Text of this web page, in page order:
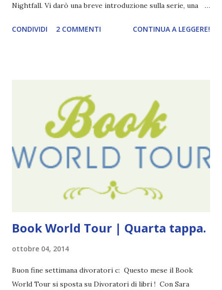
Nightfall. Vi darò una breve introduzione sulla serie, una
e anche un breve commento sui libri singoli. I libri sono in
Pagine: 448 Editore: Newton Compton Editori
Pubblicazione: 10 Gennaio 2023 Traduttore: Laura Lancini
Trama: “Si chiama Michael Crist. È il fratello maggiore del
mio ragazzo ed è come quei film dell'orrore che guardi
coprendoti gli occhi. È bellissimo, forte, e assolutamente
visto, l'ho sentito. Le cose che ha fatto, i misfatti ch...
CONDIVIDI 2 COMMENTI CONTINUA A LEGGERE!
Book World Tour | Quarta tappa.
ottobre 04, 2014
Buon fine settimana divoratori c: Questo mese il Book
World Tour si sposta su Divoratori di libri ! Con Sara